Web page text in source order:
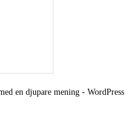
en djupare mening - WordPress